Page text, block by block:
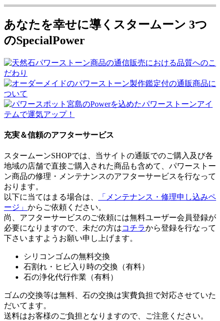
あなたを幸せに導くスタームーン 3つ
のSpecialPower
充実＆信頼のアフターサービス
スタームーンSHOPでは、当サイトの通販でのご購入及び各
地域の店舗で直接ご購入された商品も含めて、パワーストー
ン商品の修理・メンテナンスのアフターサービスを行なって
おります。
以下に当てはまる場合は、
「メンテナンス・修理申し込みペ
ージ」 からご依頼ください。
尚、アフターサービスのご依頼には無料ユーザー会員登録が
必要になりますので、未だの方はコチラから登録を行なって
下さいますようお願い申し上げます。
シリコンゴムの無料交換
石割れ・ヒビ入り時の交換（有料）
石の浄化代行作業（有料）
ゴムの交換等は無料、石の交換は実費負担で対応させていた
だいてます。
送料はお客様のご負担となりますので、ご注意ください。